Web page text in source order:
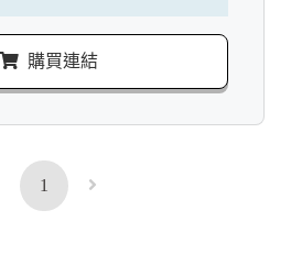
購買連結
1